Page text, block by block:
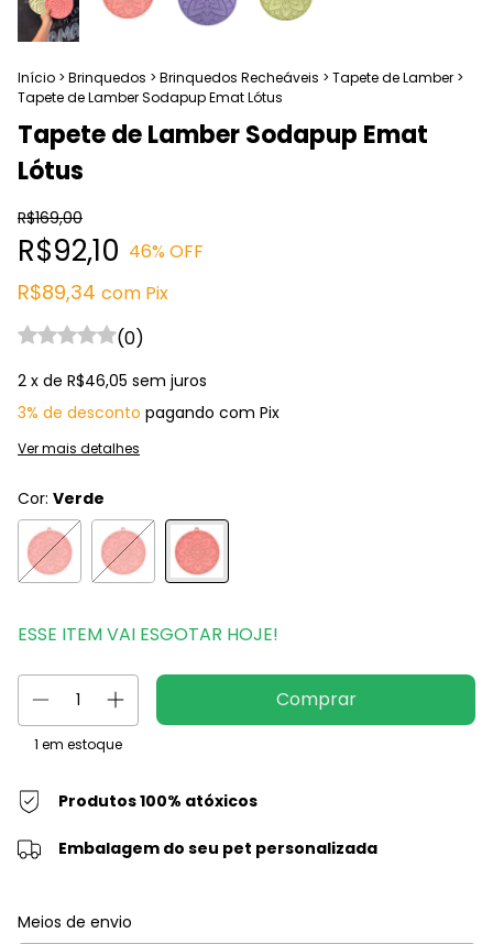
Início > Brinquedos > Brinquedos Recheáveis > Tapete de Lamber >
Tapete de Lamber Sodapup Emat Lótus
Tapete de Lamber Sodapup Emat
Lótus
R$169,00
R$92,10 46% OFF
R$89,34 com Pix
(0)
2 x de R$46,05 sem juros
3% de desconto pagando com Pix
Ver mais detalhes
Cor: Verde
ESSE ITEM VAI ESGOTAR HOJE!
1 em estoque
Produtos 100% atóxicos
Embalagem do seu pet personalizada
Entregas para o CEP:
Meios de envio